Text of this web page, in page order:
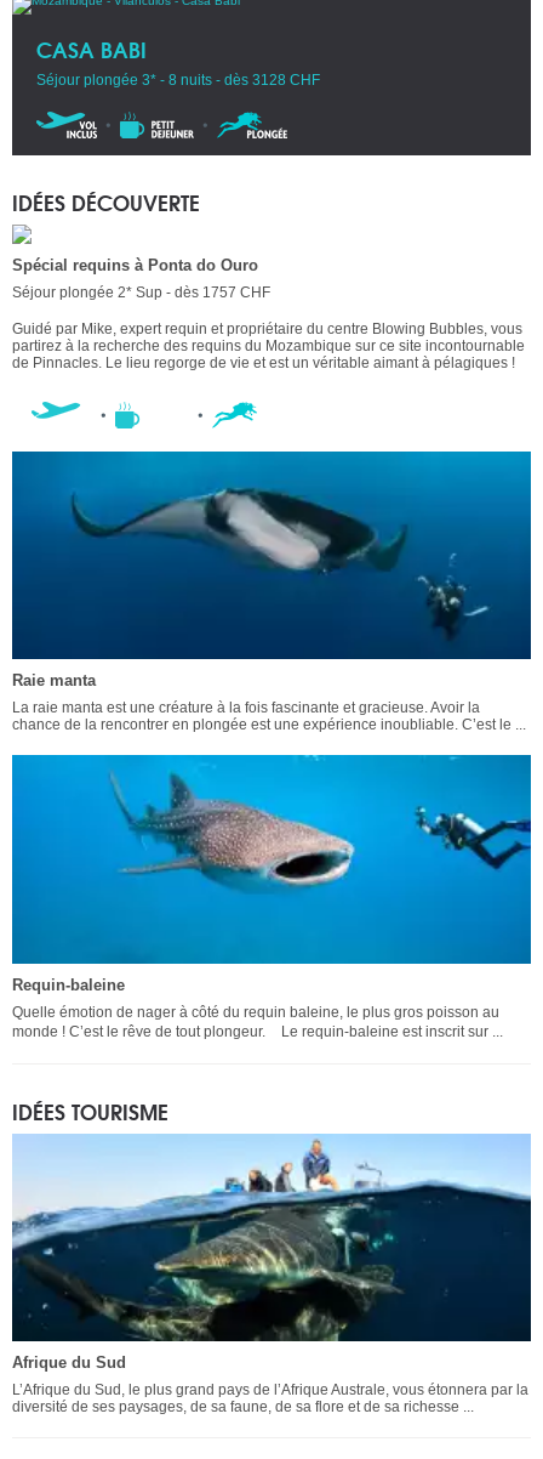
CASA BABI
Séjour plongée 3* - 8 nuits - dès 3128 CHF
IDÉES DÉCOUVERTE
Spécial requins à Ponta do Ouro
Séjour plongée 2* Sup - dès 1757 CHF
Guidé par Mike, expert requin et propriétaire du centre Blowing Bubbles, vous
partirez à la recherche des requins du Mozambique sur ce site incontournable
de Pinnacles. Le lieu regorge de vie et est un véritable aimant à pélagiques !
Raie manta
La raie manta est une créature à la fois fascinante et gracieuse. Avoir la
chance de la rencontrer en plongée est une expérience inoubliable. C’est le ...
Requin-baleine
Quelle émotion de nager à côté du requin baleine, le plus gros poisson au
monde ! C’est le rêve de tout plongeur. Le requin-baleine est inscrit sur ...
IDÉES TOURISME
Afrique du Sud
L’Afrique du Sud, le plus grand pays de l’Afrique Australe, vous étonnera par la
diversité de ses paysages, de sa faune, de sa flore et de sa richesse ...